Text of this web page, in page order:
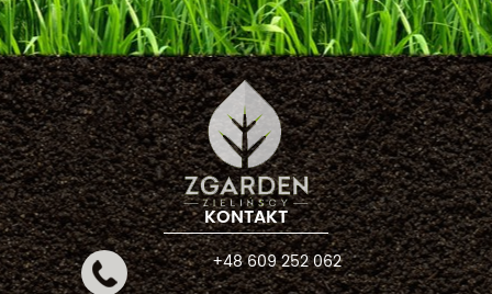
KONTAKT
+48 609 252 062